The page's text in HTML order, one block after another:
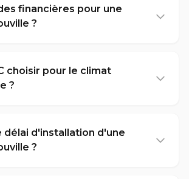
financières pour une
?
choisir pour le climat
?
délai d'installation d'une
?